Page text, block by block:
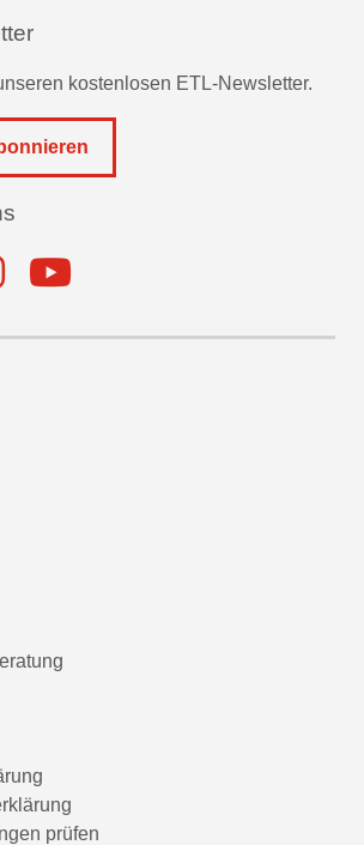
kostenlosen ETL-Newsletter.
prüfen